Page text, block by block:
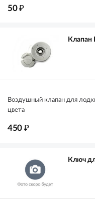
50₽
Клапан
Воздушный клапан для
цвета
450 ₽
Ключ